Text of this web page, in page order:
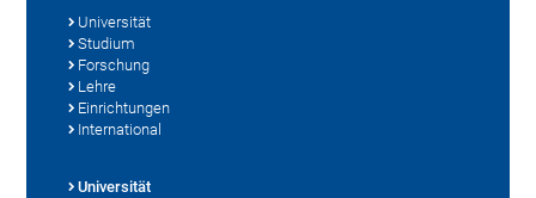
Universität
Studium
Forschung
Lehre
Einrichtungen
International
Universität